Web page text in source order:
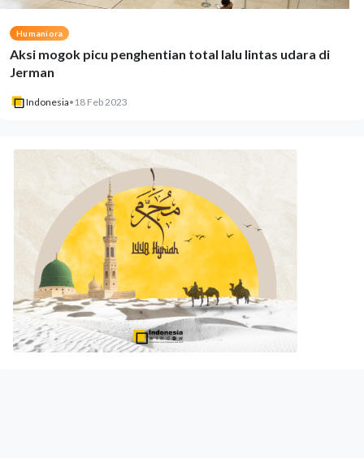
Humaniora
Aksi mogok picu penghentian total lalu lintas udara di
Jerman
Indonesia• 18 Feb 2023